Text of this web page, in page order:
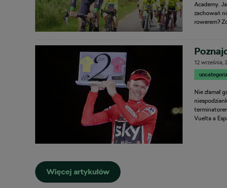
Academy.
zachowań
rowerem?
12 września,
Nie złamał
Vuelta a
Więcej artykułów